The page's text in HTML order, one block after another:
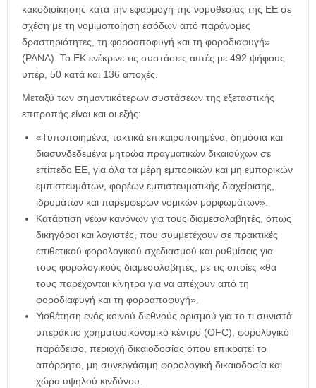
κακοδιοίκησης κατά την εφαρμογή της νομοθεσίας της ΕΕ σε
σχέση με τη νομιμοποίηση εσόδων από παράνομες
δραστηριότητες, τη φοροαποφυγή και τη φοροδιαφυγή»
(PANA). Το ΕΚ ενέκρινε τις συστάσεις αυτές με 492 ψήφους
υπέρ, 50 κατά και 136 αποχές.
Μεταξύ των σημαντικότερων συστάσεων της εξεταστικής
επιτροπής είναι και οι εξής:
«Τυποποιημένα, τακτικά επικαιροποιημένα, δημόσια και
διασυνδεδεμένα μητρώα πραγματικών δικαιούχων σε
επίπεδο ΕΕ, για όλα τα μέρη εμπορικών και μη εμπορικών
εμπιστευμάτων, φορέων εμπιστευματικής διαχείρισης,
ιδρυμάτων και παρεμφερών νομικών μορφωμάτων».
Κατάρτιση νέων κανόνων για τους διαμεσολαβητές, όπως
δικηγόροι και λογιστές, που συμμετέχουν σε πρακτικές
επιθετικού φορολογικού σχεδιασμού και ρυθμίσεις για
τους φορολογικούς διαμεσολαβητές, με τις οποίες «θα
τους παρέχονται κίνητρα για να απέχουν από τη
φοροδιαφυγή και τη φοροαποφυγή».
Υιοθέτηση ενός κοινού διεθνούς ορισμού για το τι συνιστά
υπεράκτιο χρηματοοικονομικό κέντρο (OFC), φορολογικό
παράδεισο, περιοχή δικαιοδοσίας όπου επικρατεί το
απόρρητο, μη συνεργάσιμη φορολογική δικαιοδοσία και
χώρα υψηλού κινδύνου.